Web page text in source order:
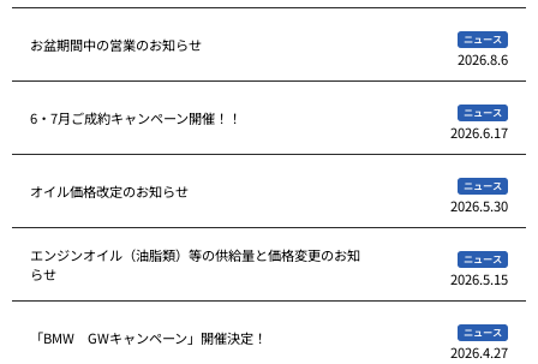
お盆期間中の営業のお知らせ ニュース
2026.8.6
6・7月ご成約キャンペーン開催！！ ニュース
2026.6.17
オイル価格改定のお知らせ ニュース
2026.5.30
エンジンオイル（油脂類）等の供給量と価格変更のお知
らせ
ニュース
2026.5.15
「BMW GWキャンペーン」開催決定！ ニュース
2026.4.27